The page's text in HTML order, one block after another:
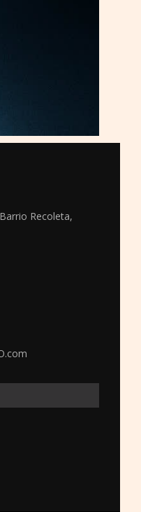
Recoleta,